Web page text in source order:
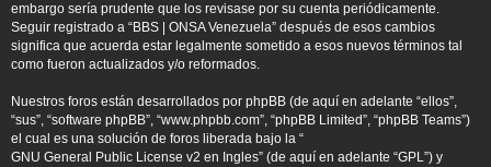
embargo sería prudente que los revisase por su cuenta periódicamente.
Seguir registrado a “BBS | ONSA Venezuela” después de esos cambios
significa que acuerda estar legalmente sometido a esos nuevos términos tal
como fueron actualizados y/o reformados.
Nuestros foros están desarrollados por phpBB (de aquí en adelante “ellos”,
“sus”, “software phpBB”, “www.phpbb.com”, “phpBB Limited”, “phpBB Teams”)
el cual es una solución de foros liberada bajo la “
GNU General Public License v2 en Ingles” (de aquí en adelante “GPL”) y